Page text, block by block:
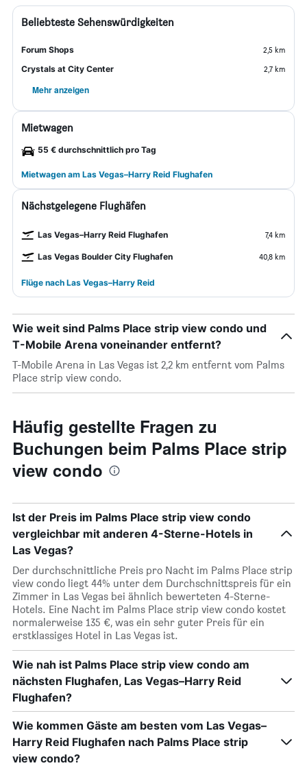
Beliebteste Sehenswürdigkeiten
Forum Shops
2,5 km
Crystals at City Center
2,7 km
Mehr anzeigen
Mietwagen
55 € durchschnittlich pro Tag
Mietwagen am Las Vegas–Harry Reid Flughafen
Nächstgelegene Flughäfen
Las Vegas–Harry Reid Flughafen 7,4 km
Las Vegas Boulder City Flughafen 40,8 km
Flüge nach Las Vegas–Harry Reid
Wie weit sind Palms Place strip view condo und
T-Mobile Arena voneinander entfernt?
T-Mobile Arena in Las Vegas ist 2,2 km entfernt vom Palms
Place strip view condo.
Häufig gestellte Fragen zu
Buchungen beim Palms Place strip
view condo
Ist der Preis im Palms Place strip view condo
vergleichbar mit anderen 4-Sterne-Hotels in
Las Vegas?
Der durchschnittliche Preis pro Nacht im Palms Place strip
view condo liegt 44% unter dem Durchschnittspreis für ein
Zimmer in Las Vegas bei ähnlich bewerteten 4-Sterne-
Hotels. Eine Nacht im Palms Place strip view condo kostet
normalerweise 135 €, was ein sehr guter Preis für ein
erstklassiges Hotel in Las Vegas ist.
Wie nah ist Palms Place strip view condo am
nächsten Flughafen, Las Vegas–Harry Reid
Flughafen?
Wie kommen Gäste am besten vom Las Vegas–
Harry Reid Flughafen nach Palms Place strip
view condo?